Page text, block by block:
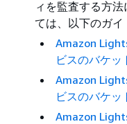
ィを監査する方
ては、以下のガイ
Amazon
ビスのバケ
Amazon
ビスのバケ
Amazon